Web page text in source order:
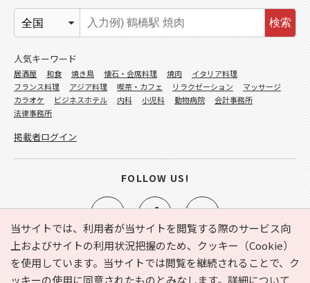
当サイトでは、利用者が当サイトを閲覧する際のサービス向
上およびサイトの利用状況把握のため、クッキー（Cookie）
を使用しています。当サイトでは閲覧を継続されることで、ク
ッキーの使用に同意されたものとみなします。詳細について
e-NAVITA（イーナビタ）とは？ お気に入り
ヘルプ
検索
人気キーワード
居酒屋 和食 焼き鳥 懐石・会席料理 焼肉
イタリア料理
フランス料理
アジア料理 喫茶・カフェ リラクゼーション
マッサージ
カラオケ
ビジネスホテル 内科 小児科 動物病院
会計事務所
法律事務所
掲載者ログイン
FOLLOW US!